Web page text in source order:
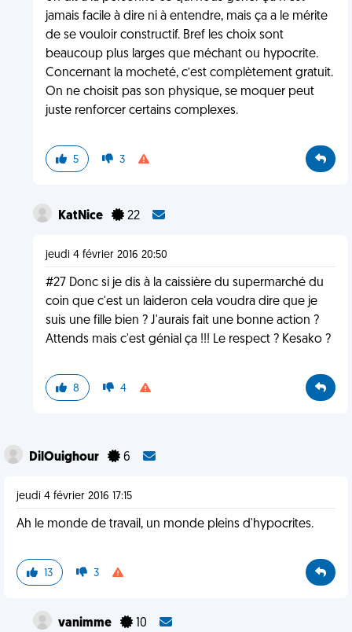
jamais facile à dire ni à entendre, mais ça a le mérite
de se vouloir constructif. Bref les choix sont
beaucoup plus larges que méchant ou hypocrite.
Concernant la mocheté, c’est complètement gratuit.
On ne choisit pas son physique, se moquer peut
juste renforcer certains complexes.
5 3
KatNice 22
jeudi 4 février 2016 20:50
#27 Donc si je dis à la caissière du supermarché du
coin que c'est un laideron cela voudra dire que je
suis une fille bien ? J'aurais fait une bonne action ?
Attends mais c'est génial ça !!! Le respect ? Kesako ?
8 4
DilOuighour 6
jeudi 4 février 2016 17:15
Ah le monde de travail, un monde pleins d'hypocrites.
13 3
vanimme 10